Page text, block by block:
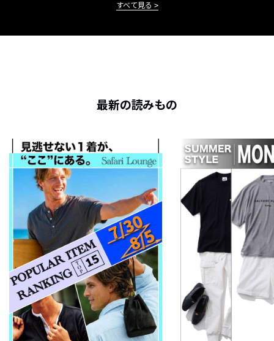
すべて見る
最新の読みもの